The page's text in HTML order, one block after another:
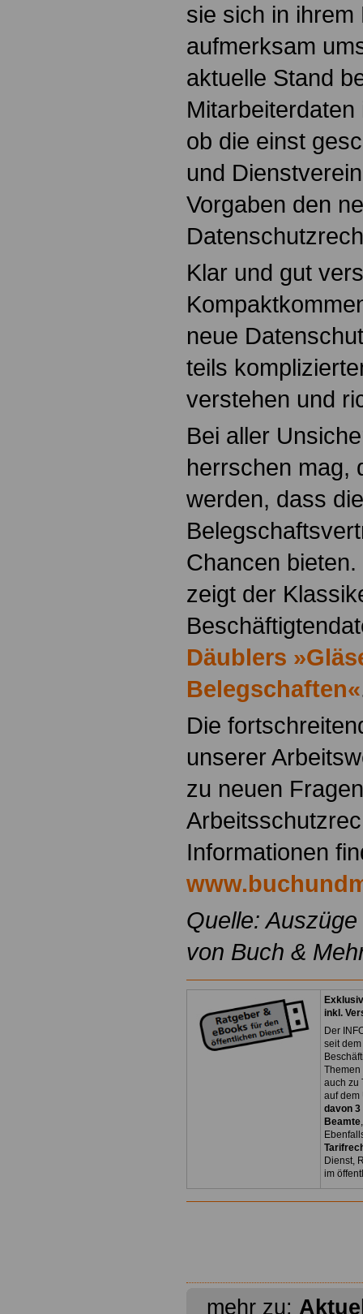
sie sich in
aufmerksam
aktuelle Stand
ob die einst
und
Vorgaben den
Klar und gut
neue
teils
verstehen und
Bei aller
herrschen mag,
werden, dass
Chancen
zeigt der
Däublers
Belegschaften«
Die
unserer
zu neuen
Informationen
Quelle:
von Buch &
inkl.
Der
seit
Themen
auch zu
auf dem
davon 3
Beamte
Dienst,
im
mehr zu: